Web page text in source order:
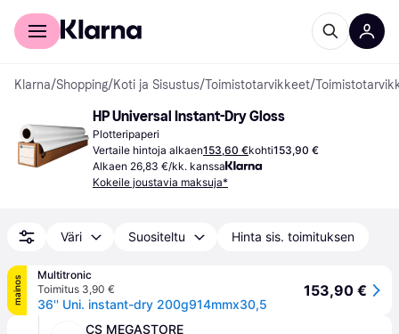
Kuluttajille
Klarna/Shopping/Koti ja Sisustus/Toimistotarvikkeet/
HP Universal Instant-Dry Gloss
Plotteripaperi
Vertaile hintoja alkaen153,60 €kohti153,90 €
Alkaen 26,83 €/kk. kanssa
Kokeile joustavia maksuja*
Väri Suositeltu Hinta sis. toimituksen
mainos
Multitronic
Toimitus 3,90 €
36'' Uni. instant-dry 200g914mmx30,5
153,90 €
CS MEGASTORE